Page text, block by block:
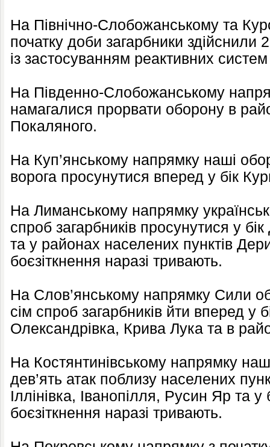
На Північно-Слобожанському та
початку доби загарбники здійснили
із застосуванням реактивних
На Південно-Слобожанському
намагалися прорвати оборону в
Покаляного.
На Куп’янському напрямку наші
ворога просунутися вперед у бік
На Лиманському напрямку
спроб загарбників просунутися у
та у районах населених пунктів
боєзіткнення наразі тривають.
На Слов’янському напрямку Сили
сім спроб загарбників йти вперед у
Олександрівка, Крива Лука та в
На Костянтинівському напрямку
дев’ять атак поблизу населених
Іллінівка, Іванопілля, Русин Яр та
боєзіткнення наразі тривають.